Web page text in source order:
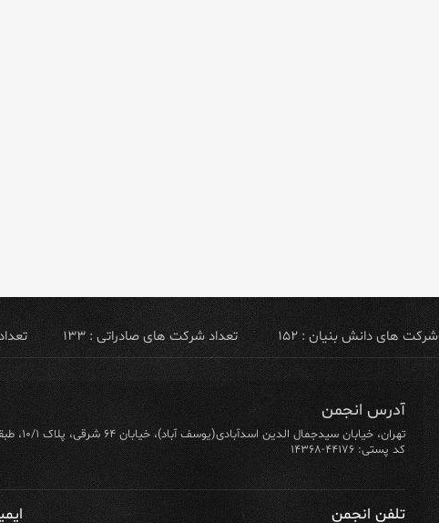
شرکت های دانش بنیان : ۱۵۲ تعداد شرکت های صادراتی : ۱۳۳ تعداد
آدرس انجمن
تهران، خیابان سیدجمال الدین اسدآبادی(یوسف آباد)، خیابان ۶۴ شرقی، پلاک ۱۰/۱، طبقه ۴، واحد ۱۲
کد پستی: ۴۴۱۷۶-۱۴۳۶۸
تلفن انجمن